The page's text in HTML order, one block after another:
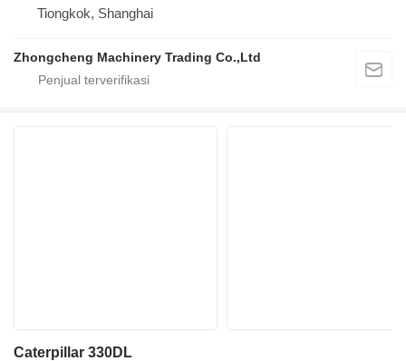
Tiongkok, Shanghai
Zhongcheng Machinery Trading Co.,Ltd
Caterpillar 330DL